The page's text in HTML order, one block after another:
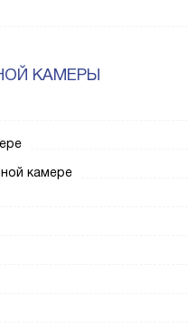
КАМЕРЫ
камере